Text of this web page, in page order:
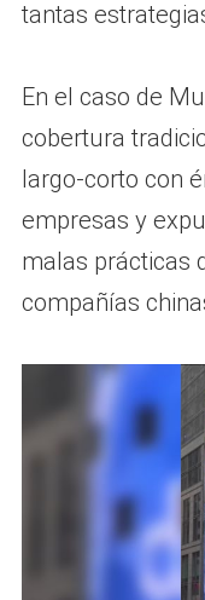
tantas
En el caso de
cobertura
largo-corto con
empresas y
malas prácticas
compañías